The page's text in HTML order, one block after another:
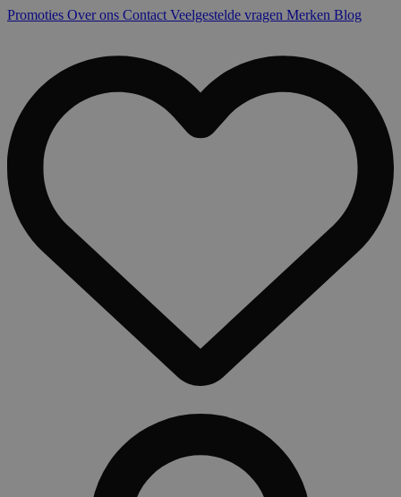
Promoties Over ons Contact Veelgestelde vragen Merken Blog